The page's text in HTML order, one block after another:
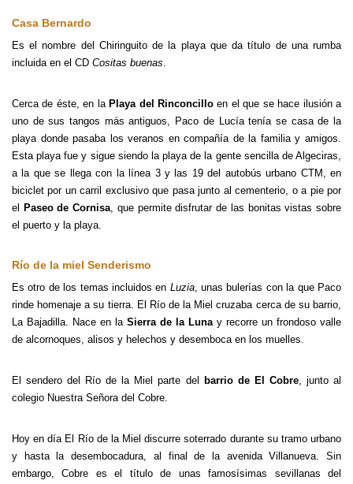
Casa Bernardo
Es el nombre del Chiringuito de la playa que da título de una rumba
incluida en el CD Cositas buenas.
Cerca de éste, en la Playa del Rinconcillo en el que se hace ilusión a
uno de sus tangos más antiguos, Paco de Lucía tenía se casa de la
playa donde pasaba los veranos en compañía de la familia y amigos.
Esta playa fue y sigue siendo la playa de la gente sencilla de Algeciras,
a la que se llega con la línea 3 y las 19 del autobús urbano CTM, en
biciclet por un carril exclusivo que pasa junto al cementerio, o a pie por
el
Paseo de Cornisa, que permite disfrutar de las bonitas vistas sobre
el puerto y la playa.
Río de la miel Senderismo
Es otro de los temas incluidos en Luzia, unas bulerías con la que Paco
rinde homenaje a su tierra. El Río de la Miel cruzaba cerca de su barrio,
La Bajadilla. Nace en la Sierra de la Lunay recorre un frondoso valle
de alcornoques, alisos y helechos y desemboca en los muelles.
El sendero del Río de la Miel parte del barrio de El Cobre, junto al
colegio Nuestra Señora del Cobre.
Hoy en día El Río de la Miel discurre soterrado durante su tramo urbano
y hasta la desembocadura, al final de la avenida Villanueva. Sin
embargo, Cobre es el título de unas famosísimas sevillanas del